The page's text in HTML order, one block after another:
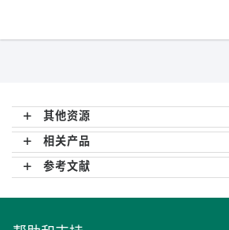
其他资源
相关产品
参考文献